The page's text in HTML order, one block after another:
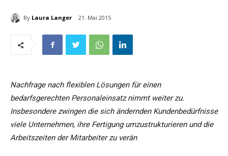
By Laura Langer 21. Mai 2015
Nachfrage nach flexiblen Lösungen für einen
bedarfsgerechten Personaleinsatz nimmt weiter zu.
Insbesondere zwingen die sich ändernden Kundenbedürfnisse
viele Unternehmen, ihre Fertigung umzustrukturieren und die
Arbeitszeiten der Mitarbeiter zu verän